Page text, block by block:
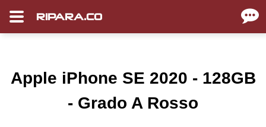
RIPARA.CO
Apple iPhone SE 2020 - 128GB
- Grado A Rosso